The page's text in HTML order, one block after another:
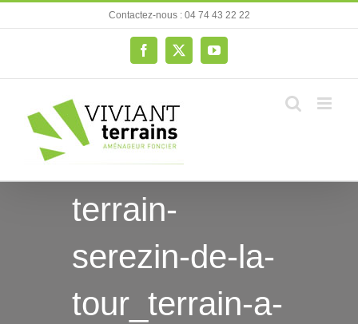
au
Contactez-nous : 04 74 43 22 22
Facebook
X YouTube
terrain-
serezin-de-la-
tour_terrain-a-